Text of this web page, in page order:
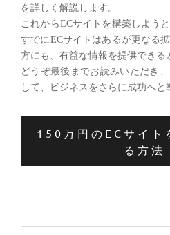
を詳しく解説します。
これからECサイトを構築しよう
すでにECサイトはあるが更なる
方にも、有益な情報を提供できる
どうぞ最後までお読みいただき
して、ビジネスをさらに成功へと
150万円のECサイト
る方法